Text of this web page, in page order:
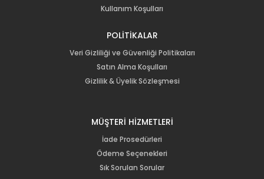
Kullanım Koşulları
POLİTİKALAR
Veri Gizliliği ve Güvenliği Politikaları
Satın Alma Koşulları
Gizlilik & Üyelik Sözleşmesi
MÜŞTERİ HİZMETLERİ
İade Prosedürleri
Ödeme Seçenekleri
Sık Sorulan Sorular